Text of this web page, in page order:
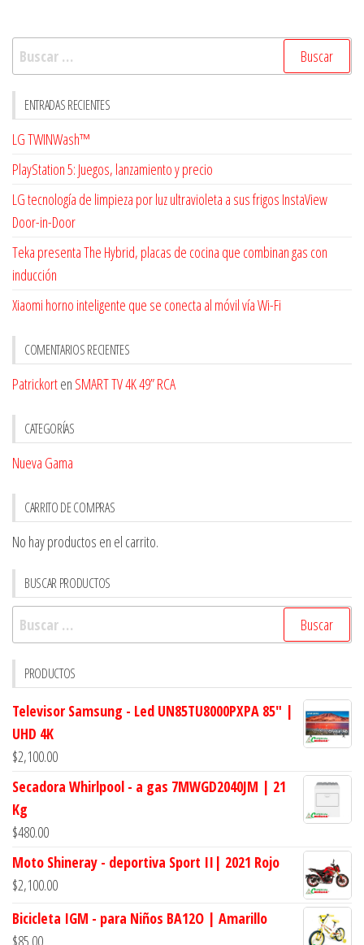
Buscar:
ENTRADAS RECIENTES
LG TWINWash™
PlayStation 5: Juegos, lanzamiento y precio
LG tecnología de limpieza por luz ultravioleta a sus frigos InstaView
Door-in-Door
Teka presenta The Hybrid, placas de cocina que combinan gas con
inducción
Xiaomi horno inteligente que se conecta al móvil vía Wi-Fi
COMENTARIOS RECIENTES
Patrickorten SMART TV 4K 49” RCA
CATEGORÍAS
Nueva Gama
CARRITO DE COMPRAS
No hay productos en el carrito.
BUSCAR PRODUCTOS
Buscar:
PRODUCTOS
Televisor Samsung - Led UN85TU8000PXPA 85" |
UHD 4K
$2,100.00
Secadora Whirlpool - a gas 7MWGD2040JM | 21
Kg
$480.00
Moto Shineray - deportiva Sport II| 2021 Rojo
$2,100.00
Bicicleta IGM - para Niños BA12O | Amarillo